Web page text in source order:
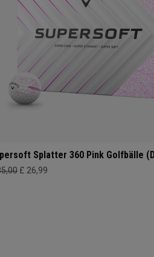
Splatter 360 Pink Golfbälle
£ 26,99